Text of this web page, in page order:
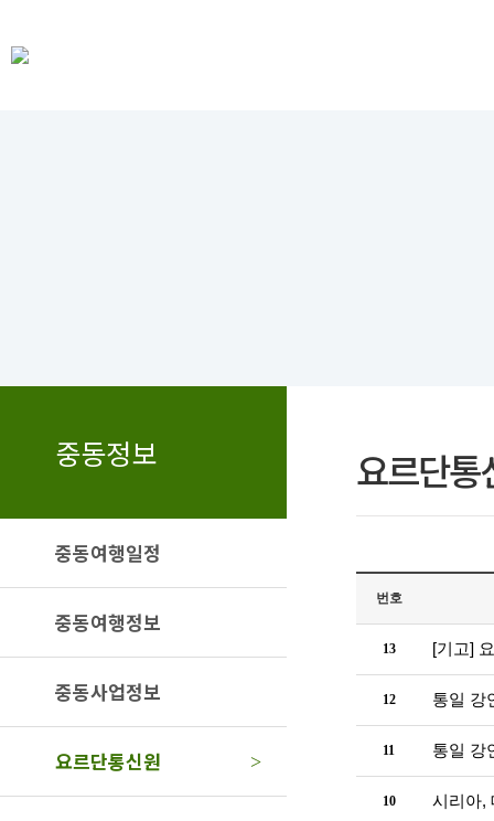
중동정보
중동여행일정
중동여행정보
중동사업정보
요르단통신원 >
요르단통
번호
13 [기고]
12 통일 강
11 통일 강
10 시리아,